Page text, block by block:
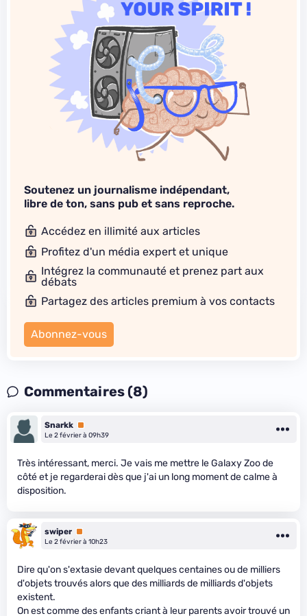
Soutenez un journalisme indépendant,
libre de ton, sans pub et sans reproche.
Accédez en illimité aux articles
Profitez d'un média expert et unique
Intégrez la communauté et prenez part aux
débats
Partagez des articles premium à vos contacts
Abonnez-vous
Commentaires (8)
Snarkk Premium
Le 2 février à 09h39
Très intéressant, merci. Je vais me mettre le Galaxy Zoo de
côté et je regarderai dès que j'ai un long moment de calme à
disposition.
swiper Premium
Le 2 février à 10h23
Dire qu'on s'extasie devant quelques centaines ou de milliers
d'objets trouvés alors que des milliards de milliards d'objets
existent.
On est comme des enfants criant à leur parents avoir trouvé un